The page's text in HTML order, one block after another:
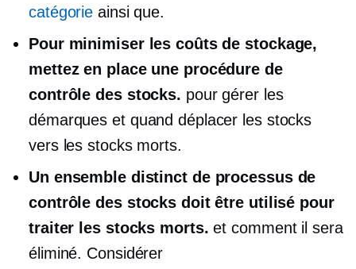
catégorie ainsi que.
Pour minimiser les coûts de stockage,
mettez en place une procédure de
contrôle des stocks. pour gérer les
démarques et quand déplacer les stocks
vers les stocks morts.
Un ensemble distinct de processus de
contrôle des stocks doit être utilisé pour
traiter les stocks morts. et comment il sera
éliminé. Considérer